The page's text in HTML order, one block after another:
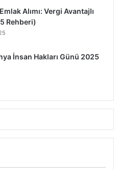
Alımı: Vergi Avantajlı
Rehberi)
İnsan Hakları Günü 2025